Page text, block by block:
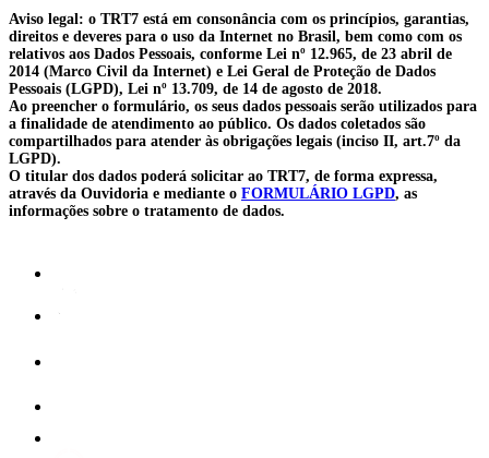
Aviso legal: o TRT7 está em consonância com os princípios, garantias,
direitos e deveres para o uso da Internet no Brasil, bem como com os
relativos aos Dados Pessoais, conforme Lei nº 12.965, de 23 abril de
2014 (Marco Civil da Internet) e Lei Geral de Proteção de Dados
Pessoais (LGPD), Lei nº 13.709, de 14 de agosto de 2018.
Ao preencher o formulário, os seus dados pessoais serão utilizados para
a finalidade de atendimento ao público. Os dados coletados são
compartilhados para atender às obrigações legais (inciso II, art.7º da
LGPD).
O titular dos dados poderá solicitar ao TRT7, de forma expressa,
através da Ouvidoria e mediante o FORMULÁRIO LGPD, as
informações sobre o tratamento de dados.